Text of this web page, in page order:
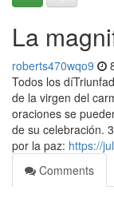
La
roberts470wqo9
Todos los
de la virgen del
oraciones se
de su celebración.
por la paz: https://
Comments